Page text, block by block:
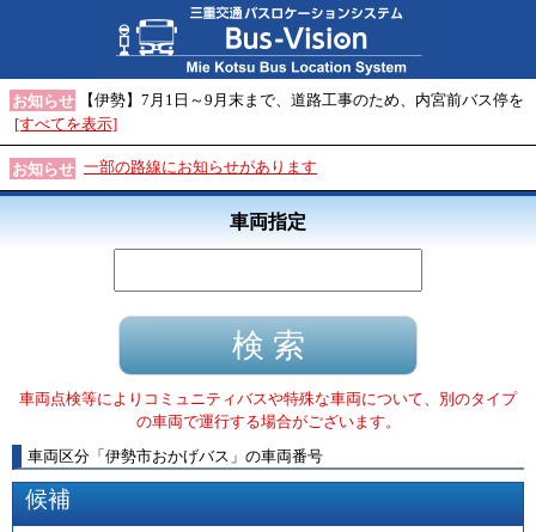
お知らせ
【伊勢】7月1日～9月末まで、道路工事のため、内宮前バス停を
[すべてを表示]
お知らせ 一部の路線にお知らせがあります
車両指定
車両点検等によりコミュニティバスや特殊な車両について、別のタイプ
の車両で運行する場合がございます。
車両区分 「 伊勢市おかげバス 」 の車両番号
候補